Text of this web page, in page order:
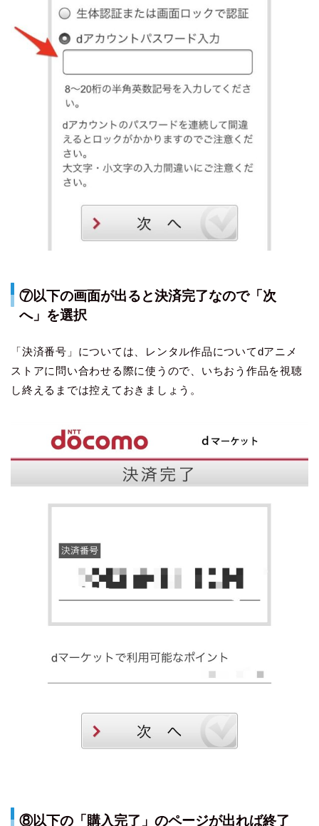
⑦以下の画面が出ると決済完了なので「次
へ」を選択
「決済番号」については、レンタル作品についてdアニメ
ストアに問い合わせる際に使うので、いちおう作品を視聴
し終えるまでは控えておきましょう。
⑧以下の「購入完了」のページが出れば終了